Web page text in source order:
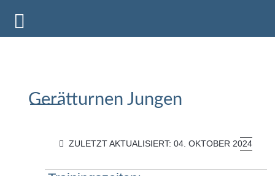
Gerätturnen Jungen
ZULETZT AKTUALISIERT: 04. OKTOBER 2024